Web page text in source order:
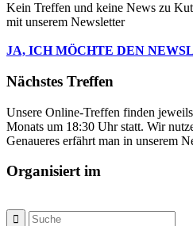
Kein Treffen und keine News zu
mit unserem Newsletter
JA, ICH MÖCHTE DEN
Nächstes Treffen
Unsere Online-Treffen finden
Monats um 18:30 Uhr statt. Wir
Genaueres erfährt man in unserem
Organisiert im